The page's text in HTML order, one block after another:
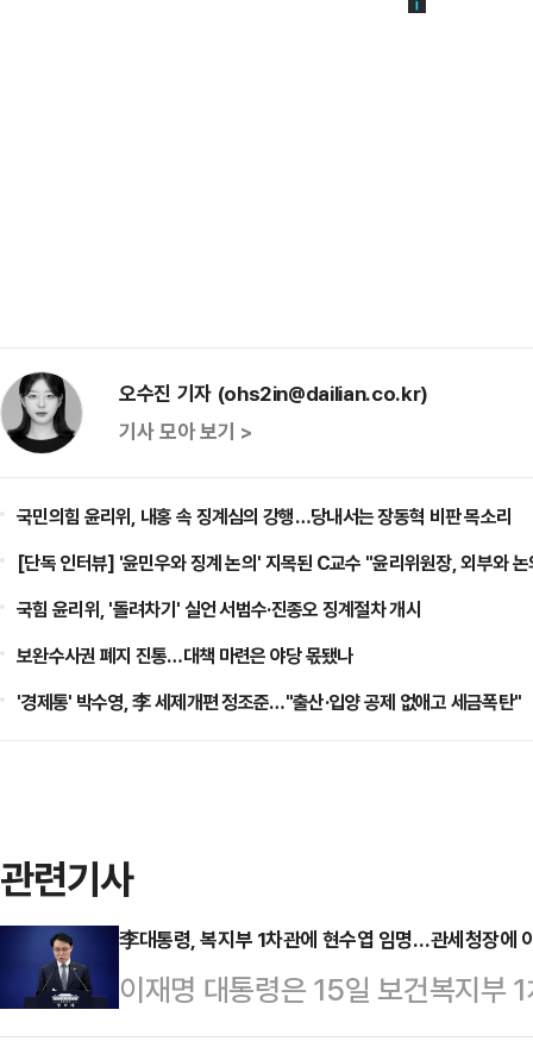
오수진 기자 (ohs2in@dailian.co.kr)
기사 모아 보기 >
국민의힘 윤리위, 내홍 속 징계심의 강행…당내서는 장동혁 비판 목소리
[단독 인터뷰] '윤민우와 징계 논의' 지목된 C교수 "윤리위원장, 외부와
국힘 윤리위, '돌려차기' 실언 서범수·진종오 징계절차 개시
보완수사권 폐지 진통…대책 마련은 야당 몫됐나
'경제통' 박수영, 李 세제개편 정조준…"출산·입양 공제 없애고 세금폭탄"
관련기사
李대통령, 복지부 1차관에 현수엽 임명…관세청장에
이재명 대통령은 15일 보건복지부
청장에 이종욱 현 관세청 차장을 각